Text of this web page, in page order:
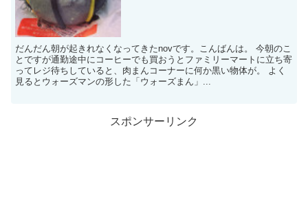
だんだん朝が起きれなくなってきたnovです。こんばんは。 今朝のこ
とですが通勤途中にコーヒーでも買おうとファミリーマートに立ち寄
ってレジ待ちしていると、肉まんコーナーに何か黒い物体が。 よく
見るとウォーズマンの形した「ウォーズまん」...
スポンサーリンク